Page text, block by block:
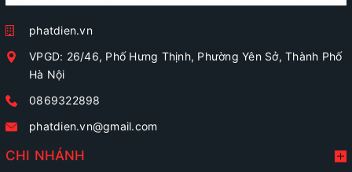
phatdien.vn
VPGD: 26/46, Phố Hưng Thịnh, Phường Yên Sở, Thành Phố
Hà Nội
0869322898
phatdien.vn@gmail.com
CHI NHÁNH